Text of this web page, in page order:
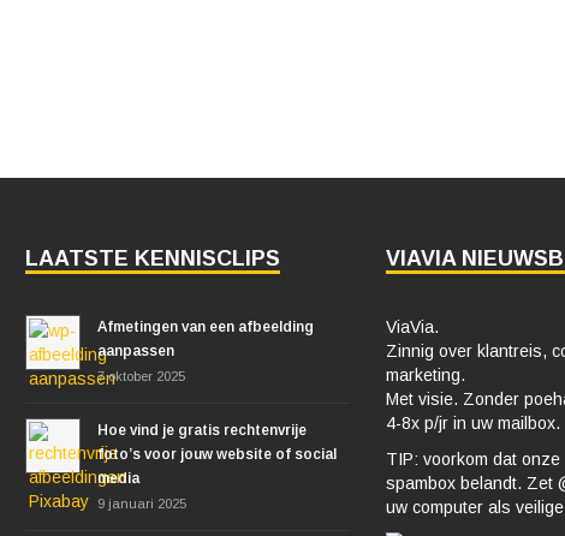
LAATSTE KENNISCLIPS
Afmetingen van een afbeelding
aanpassen
7 oktober 2025
Hoe vind je gratis rechtenvrije
foto’s voor jouw website of social
media
9 januari 2025
VIAVIA
ViaVia.
Zinnig over klantreis,
marketing.
Met visie. Zonder
4-8x p/jr in uw
TIP: voorkom dat
spambox belandt. Zet
uw computer als